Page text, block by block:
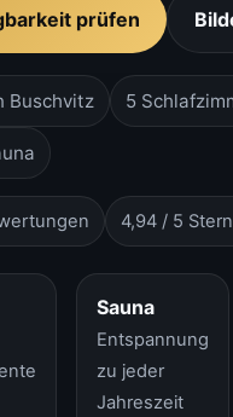
prüfen
Buschvitz 5
4,94 / 5
Sauna
Entspannung
zu jeder
Jahreszeit